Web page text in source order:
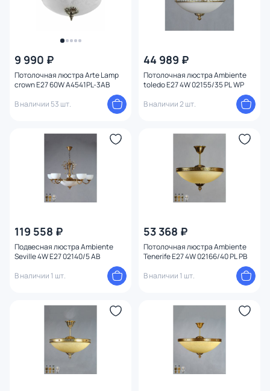
9 990 ₽
Потолочная люстра Arte Lamp
crown E27 60W A4541PL-3AB
В наличии 53 шт.
44 989 ₽
Потолочная люстра Ambiente
toledo E27 4W 02155/35 PL WP
В наличии 2 шт.
119 558 ₽
Подвесная люстра Ambiente
Seville 4W E27 02140/5 AB
В наличии 1 шт.
53 368 ₽
Потолочная люстра Ambiente
Tenerife E27 4W 02166/40 PL PB
В наличии 1 шт.